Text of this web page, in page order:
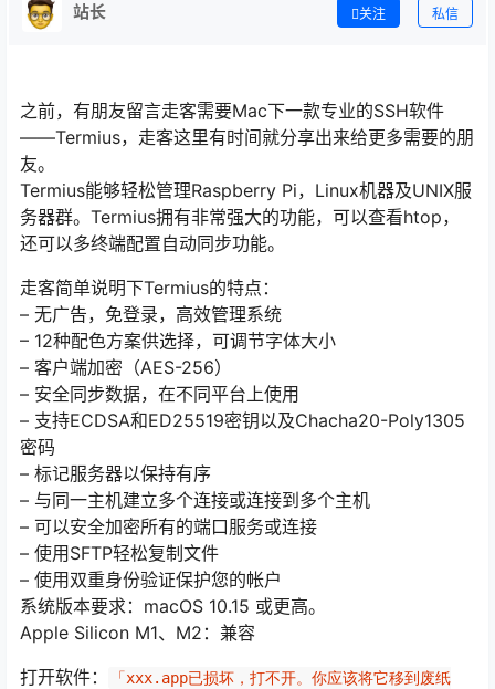
站长 关注 私信
之前，有朋友留言走客需要Mac下一款专业的SSH软件
——Termius，走客这里有时间就分享出来给更多需要的朋
友。
Termius能够轻松管理Raspberry Pi，Linux机器及UNIX服
务器群。Termius拥有非常强大的功能，可以查看htop，
还可以多终端配置自动同步功能。
走客简单说明下Termius的特点：
– 无广告，免登录，高效管理系统
– 12种配色方案供选择，可调节字体大小
– 客户端加密（AES-256）
– 安全同步数据，在不同平台上使用
– 支持ECDSA和ED25519密钥以及Chacha20-Poly1305
密码
– 标记服务器以保持有序
– 与同一主机建立多个连接或连接到多个主机
– 可以安全加密所有的端口服务或连接
– 使用SFTP轻松复制文件
– 使用双重身份验证保护您的帐户
系统版本要求：macOS 10.15 或更高。
Apple Silicon M1、M2：兼容
打开软件：
「xxx.app已损坏，打不开。你应该将它移到废纸